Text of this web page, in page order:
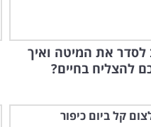
את המיטה ואיך
להצליח בחיים?